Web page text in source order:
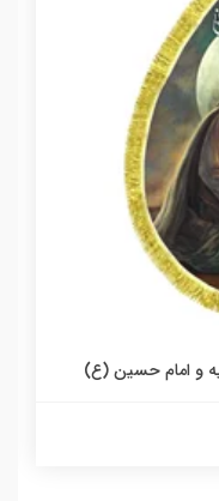
و امام حسین (ع)